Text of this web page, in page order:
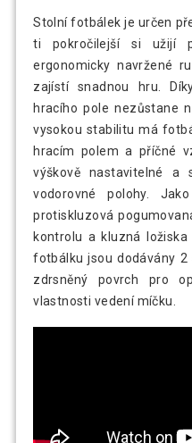
Stolní fotbálek je určen
ti pokročilejší si užijí
ergonomicky navržené
zajístí snadnou hru.
hracího pole nezůstane
vysokou stabilitu má
hracím polem a příčné
výškově nastavitelné a
vodorovné polohy.
protiskluzová
kontrolu a kluzná
fotbálku jsou dodávány
zdrsněný povrch pro
vlastnosti vedení míčku.